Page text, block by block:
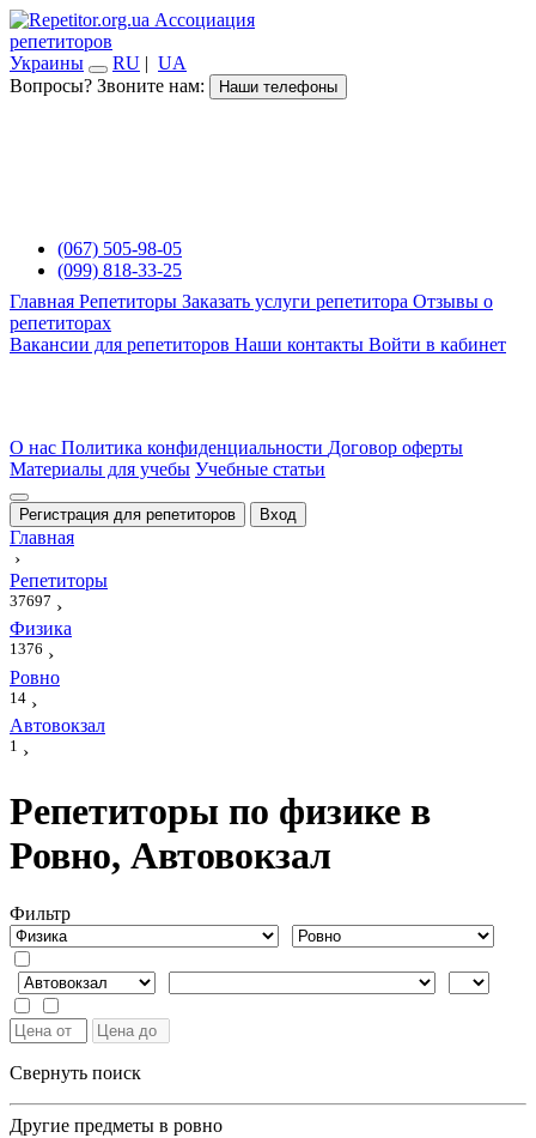
Ассоциация
репетиторов
Украины
RU | UA
Вопросы? Звоните нам:
Наши телефоны
(067) 505-98-05
(099) 818-33-25
Главная Репетиторы Заказать услуги репетитора Отзывы о
репетиторах
Вакансии для репетиторов Наши контакты Войти в кабинет
О нас Политика конфиденциальности Договор оферты
Материалы для учебы Учебные статьи
Регистрация для репетиторов Вход
Главная
›
Репетиторы
37697 ›
Физика
1376 ›
Ровно
14 ›
Автовокзал
1 ›
Репетиторы по физике в
Ровно, Автовокзал
Фильтр
Свернуть поиск
Другие предметы в ровно